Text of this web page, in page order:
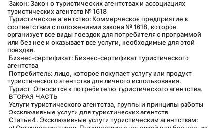
туристических агентств № 1618
соответствии с положениями закона № 1618, которое
организует все виды поездок для потребителя с программой
или без нее и оказывает все услуги, необходимые для этой
поездки.
агентства
туристического агентства для личного использования.
Турист: Относится к потребителю туристического агентства.
ВТОРАЯ ЧАСТЬ
Услуги туристического агентства, группы и принципы работы
Эксклюзивные услуги для туристических агентств
Статья 4. Эксклюзивные услуги туристическим агентствам: